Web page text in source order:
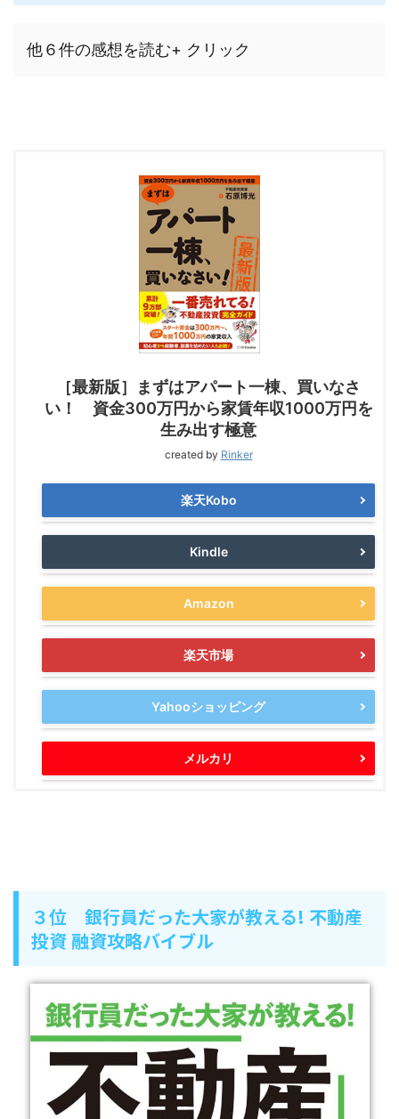
他６件の感想を読む+ クリック
［最新版］まずはアパート一棟、買いなさ
い！ 資金300万円から家賃年収1000万円を
生み出す極意
created by Rinker
楽天Kobo
Kindle
Amazon
楽天市場
Yahooショッピング
メルカリ
３位 銀行員だった大家が教える! 不動産
投資 融資攻略バイブル